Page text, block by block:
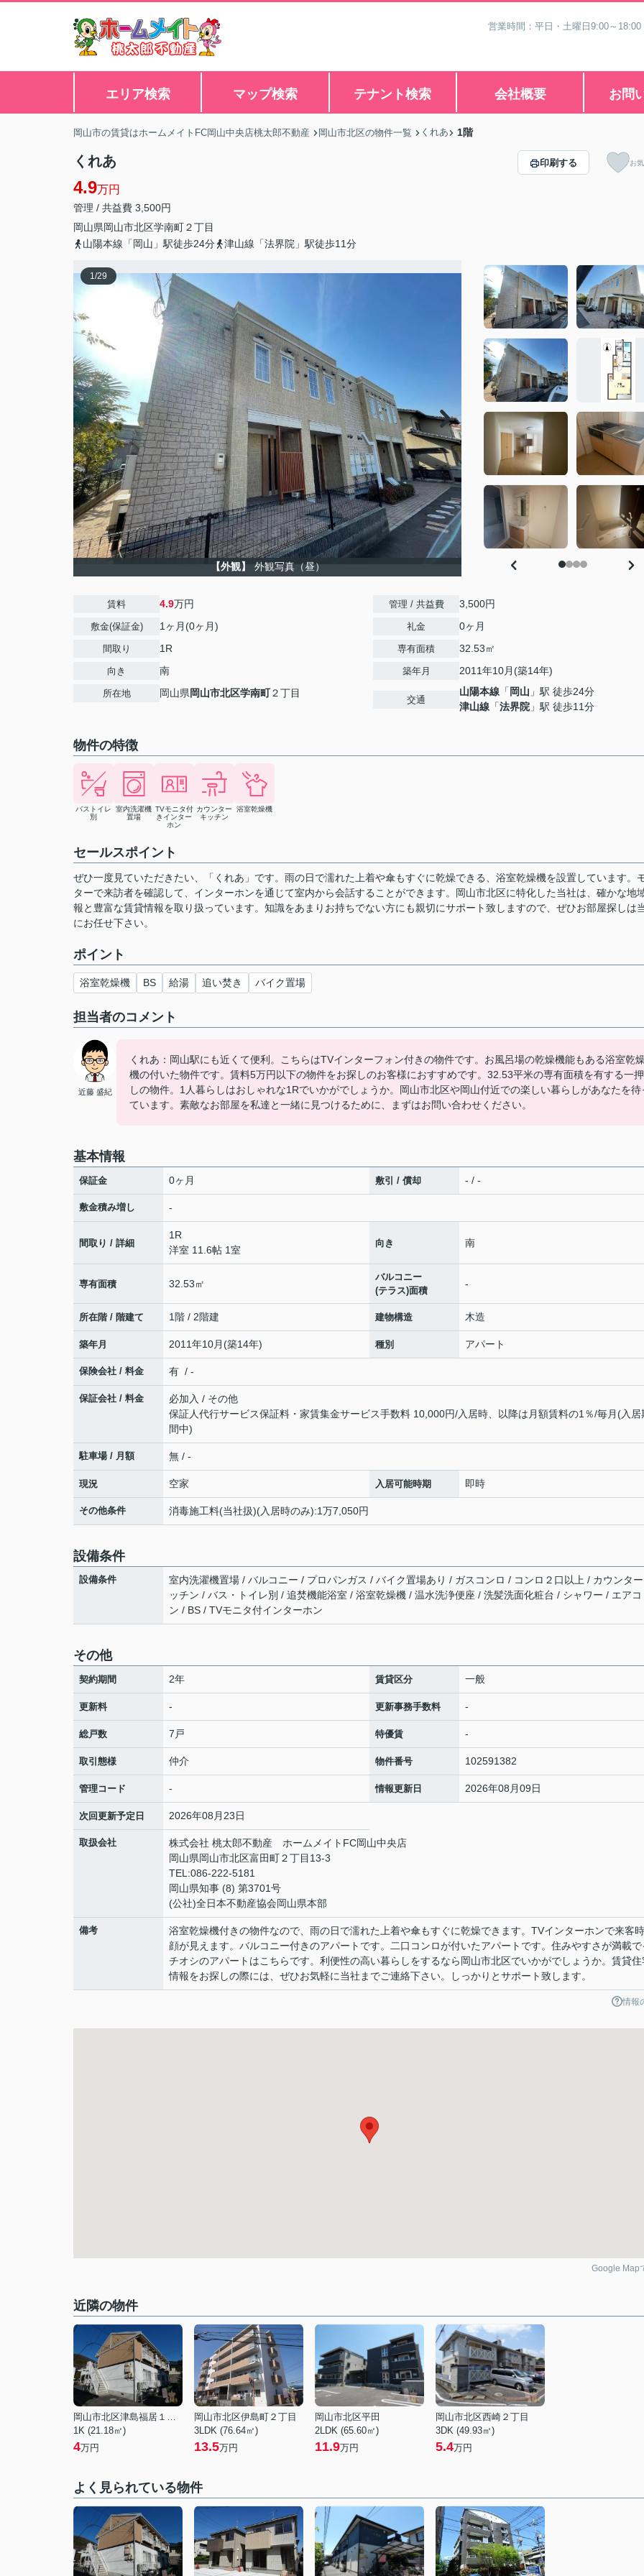
営業時間：平日・土曜日9:00～
エリア検索 マップ検索 テナント検索 会社概要 お問
岡山市の賃貸はホームメイトFC岡山中央店桃太郎不動産 岡山市北区の物件一覧 くれあ 1階
くれあ
4.9万円
管理 / 共益費 3,500円
岡山県岡山市北区学南町２丁目
山陽本線「岡山」駅徒歩24分
津山線「法界院」駅徒歩11分
印刷する お
1/29
【外観】 外観写真（昼）
賃料 4.9万円
敷金(保証金) 1ヶ月(0ヶ月)
間取り 1R
向き 南
所在地 岡山県岡山市北区学南町２丁目
管理 / 共益費 3,500円
礼金 0ヶ月
専有面積 32.53㎡
築年月 2011年10月(築14年)
交通
山陽本線 「 岡山 」駅 徒歩24分
津山線 「法界院 」駅 徒歩11分
物件の特徴
バストイレ
別
室内洗濯機
置場
TVモニタ付
きインター
ホン
カウンター
キッチン
浴室乾燥機
セールスポイント
ぜひ一度見ていただきたい、「くれあ」です。雨の日で濡れた上着や傘もすぐに乾燥できる、浴室乾燥機を設置しています。
ターで来訪者を確認して、インターホンを通じて室内から会話することができます。岡山市北区に特化した当社は、確かな地
報と豊富な賃貸情報を取り扱っています。知識をあまりお持ちでない方にも親切にサポート致しますので、ぜひお部屋探しは
にお任せ下さい。
ポイント
浴室乾燥機 BS 給湯 追い焚き バイク置場
担当者のコメント
近藤 盛紀
くれあ：岡山駅にも近くて便利。こちらはTVインターフォン付きの物件です。お風呂場の乾燥機能もある浴室乾
機の付いた物件です。賃料5万円以下の物件をお探しのお客様におすすめです。32.53平米の専有面積を有する一押
しの物件。1人暮らしはおしゃれな1Rでいかがでしょうか。岡山市北区や岡山付近での楽しい暮らしがあなたを待
ています。素敵なお部屋を私達と一緒に見つけるために、まずはお問い合わせください。
基本情報
保証金 0ヶ月 敷引 / 償却 - / -
敷金積み増し -
間取り / 詳細
1R
洋室 11.6帖 1室
向き 南
専有面積 32.53㎡
バルコニー
(テラス)面積
-
所在階 / 階建て 1階 / 2階建 建物構造 木造
築年月 2011年10月(築14年) 種別 アパート
保険会社 / 料金 有 / -
保証会社 / 料金
必加入 / その他
保証人代行サービス保証料・家賃集金サービス手数料 10,000円/入居時、以降は月額賃料の1％/毎月(入居
間中)
駐車場 / 月額 無 / -
現況 空家 入居可能時期 即時
その他条件 消毒施工料(当社扱)(入居時のみ):1万7,050円
設備条件
設備条件
室内洗濯機置場 / バルコニー / プロパンガス / バイク置場あり / ガスコンロ / コンロ２口以上 / カウンタ
ッチン / バス・トイレ別 / 追焚機能浴室 / 浴室乾燥機 / 温水洗浄便座 / 洗髪洗面化粧台 / シャワー / エアコ
ン / BS / TVモニタ付インターホン
その他
契約期間 2年 賃貸区分 一般
更新料 - 更新事務手数料 -
総戸数 7戸 特優賃 -
取引態様 仲介 物件番号 102591382
管理コード - 情報更新日 2026年08月09日
次回更新予定日 2026年08月23日
取扱会社
株式会社 桃太郎不動産 ホームメイトFC岡山中央店
岡山県岡山市北区富田町２丁目13-3
TEL:086-222-5181
岡山県知事 (8) 第3701号
(公社)全日本不動産協会岡山県本部
備考
浴室乾燥機付きの物件なので、雨の日で濡れた上着や傘もすぐに乾燥できます。TVインターホンで来客
顔が見えます。バルコニー付きのアパートです。二口コンロが付いたアパートです。住みやすさが満載で
チオシのアパートはこちらです。利便性の高い暮らしをするなら岡山市北区でいかがでしょうか。賃貸住
情報をお探しの際には、ぜひお気軽に当社までご連絡下さい。しっかりとサポート致します。
情報
Google Map
近隣の物件
岡山市北区津島福居１丁目
1K (21.18㎡)
4万円
岡山市北区伊島町２丁目
3LDK (76.64㎡)
13.5万円
岡山市北区平田
2LDK (65.60㎡)
11.9万円
岡山市北区西崎２丁目
3DK (49.93㎡)
5.4万円
よく見られている物件